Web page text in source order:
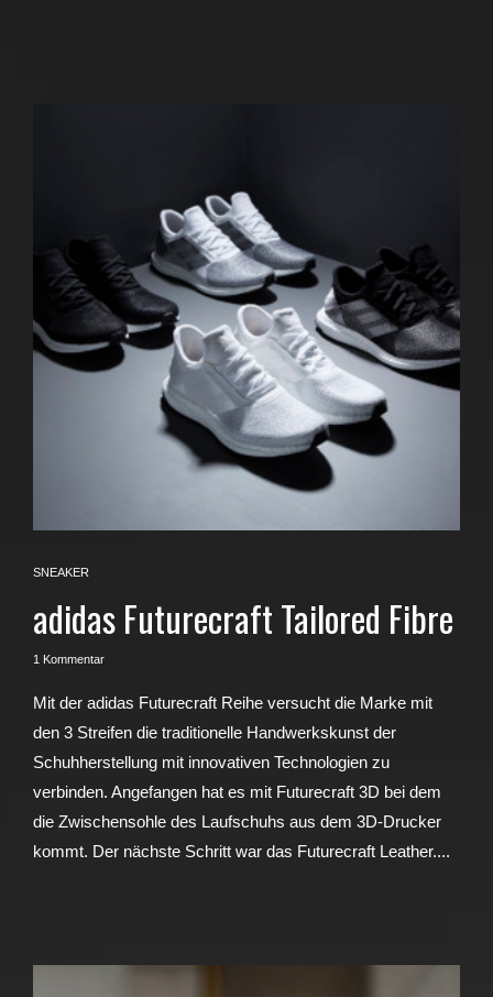
SNEAKER
adidas Futurecraft Tailored Fibre
1 Kommentar
Mit der adidas Futurecraft Reihe versucht die Marke mit
den 3 Streifen die traditionelle Handwerkskunst der
Schuhherstellung mit innovativen Technologien zu
verbinden. Angefangen hat es mit Futurecraft 3D bei dem
die Zwischensohle des Laufschuhs aus dem 3D-Drucker
kommt. Der nächste Schritt war das Futurecraft Leather....